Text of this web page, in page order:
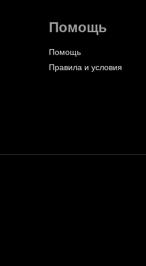
Помощь
Помощь
Правила и условия